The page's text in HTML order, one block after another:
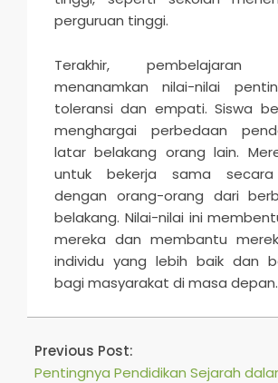
perguruan tinggi.
Terakhir, pembelajaran
menanamkan nilai-nilai
toleransi dan empati. Siswa
menghargai perbedaan
latar belakang orang lain.
untuk bekerja sama secara
dengan orang-orang dari
belakang. Nilai-nilai ini
mereka dan membantu
individu yang lebih baik dan
bagi masyarakat di masa depan.
2025-
04
Previous Post:
Pentingnya Pendidikan Sejarah